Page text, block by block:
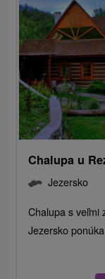
Chalupa u
Jezersko
Chalupa s veľmi
Jezersko